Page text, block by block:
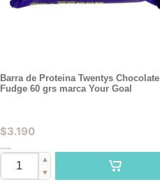
Barra de Proteina Twentys Chocolate
Fudge 60 grs marca Your Goal
$3.190
▲
▼